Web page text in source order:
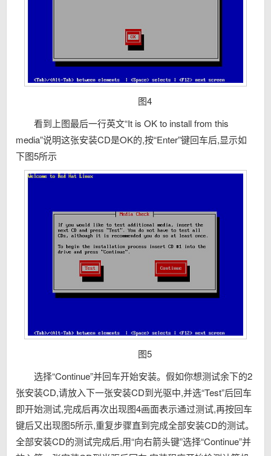
图4
看到上图最后一行英文“It is OK to install from this
media”说明这张安装CD是OK的,按“Enter”键回车后,显示如
下图5所示
图5
选择“Continue”并回车开始安装。假如你想测试余下的2
张安装CD,请放入下一张安装CD到光驱中,并选“Test”后回车
即开始测试,完成后再次出现图4画面表示通过测试,再按回车
键后又出现图5所示,重复步骤直到完成全部安装CD的测试。
全部安装CD的测试完成后,用“向右箭头键”选择“Continue”并